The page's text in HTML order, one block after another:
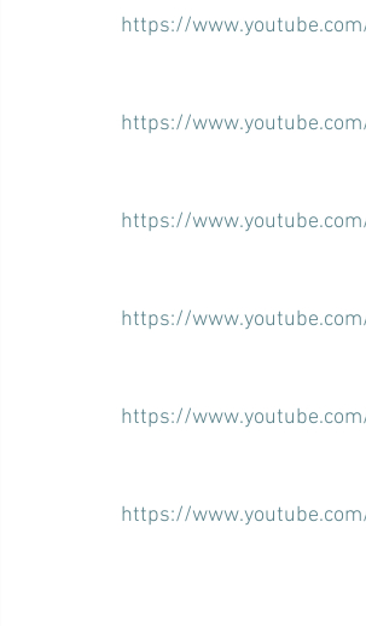
https://
https://
https://
https://
https://
https://